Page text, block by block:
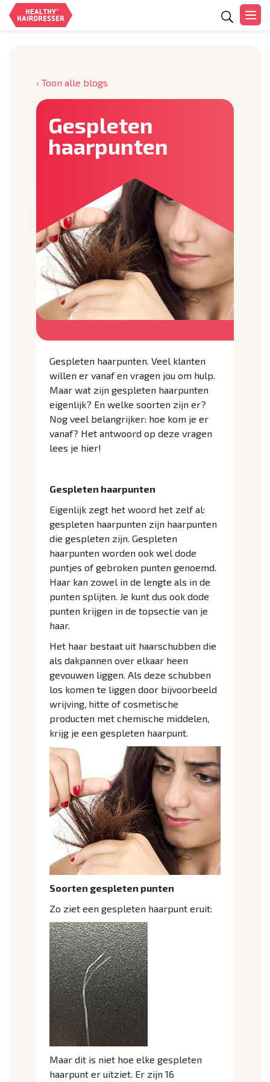
‹ Toon alle blogs
Gespleten
haarpunten
Gespleten haarpunten. Veel klanten
willen er vanaf en vragen jou om hulp.
Maar wat zijn gespleten haarpunten
eigenlijk? En welke soorten zijn er?
Nog veel belangrijker: hoe kom je er
vanaf? Het antwoord op deze vragen
lees je hier!
Gespleten haarpunten
Eigenlijk zegt het woord het zelf al:
gespleten haarpunten zijn haarpunten
die gespleten zijn. Gespleten
haarpunten worden ook wel dode
puntjes of gebroken punten genoemd.
Haar kan zowel in de lengte als in de
punten splijten. Je kunt dus ook dode
punten krijgen in de topsectie van je
haar.
Het haar bestaat uit haarschubben die
als dakpannen over elkaar heen
gevouwen liggen. Als deze schubben
los komen te liggen door bijvoorbeeld
wrijving, hitte of cosmetische
producten met chemische middelen,
krijg je een gespleten haarpunt.
Soorten gespleten punten
Zo ziet een gespleten haarpunt eruit:
Maar dit is niet hoe elke gespleten
haarpunt er uitziet. Er zijn 16